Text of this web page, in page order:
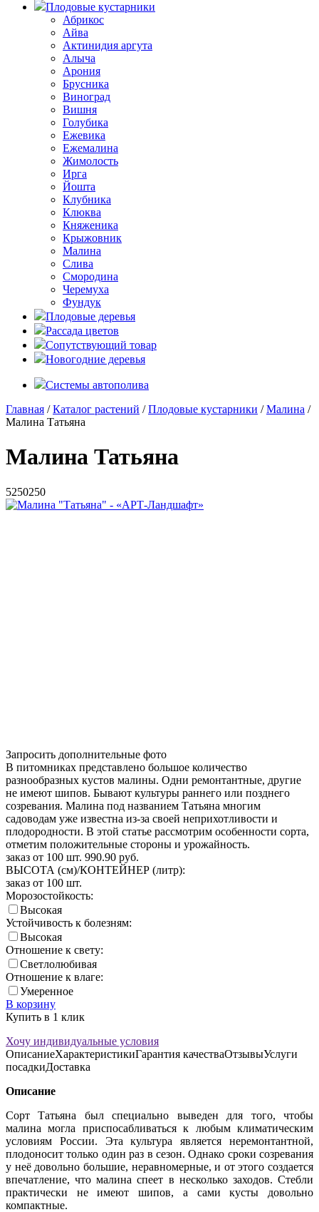
Плодовые кустарники
Абрикос
Айва
Актинидия аргута
Алыча
Арония
Брусника
Виноград
Вишня
Голубика
Ежевика
Ежемалина
Жимолость
Ирга
Йошта
Клубника
Клюква
Княженика
Крыжовник
Малина
Слива
Смородина
Черемуха
Фундук
Плодовые деревья
Рассада цветов
Сопутствующий товар
Новогодние деревья
Системы автополива
Главная /Каталог растений /Плодовые кустарники /Малина /
Малина Татьяна
Малина Татьяна
5250250
Запросить дополнительные фото
В питомниках представлено большое количество
разнообразных кустов малины. Одни ремонтантные, другие
не имеют шипов. Бывают культуры раннего или позднего
созревания. Малина под названием Татьяна многим
садоводам уже известна из-за своей неприхотливости и
плодородности. В этой статье рассмотрим особенности сорта,
отметим положительные стороны и урожайность.
заказ от 100 шт. 990.90 руб.
ВЫСОТА (см)/КОНТЕЙНЕР (литр):
заказ от 100 шт.
Морозостойкость:
Высокая
Устойчивость к болезням:
Высокая
Отношение к свету:
Светлолюбивая
Отношение к влаге:
Умеренное
В корзину
Купить в 1 клик
Хочу индивидуальные условия
ОписаниеХарактеристикиГарантия качестваОтзывыУслуги
посадкиДоставка
Описание
Сорт Татьяна был специально выведен для того, чтобы
малина могла приспосабливаться к любым климатическим
условиям России. Эта культура является неремонтантной,
плодоносит только один раз в сезон. Однако сроки созревания
у неё довольно большие, неравномерные, и от этого создается
впечатление, что малина спеет в несколько заходов. Стебли
практически не имеют шипов, а сами кусты довольно
компактные.